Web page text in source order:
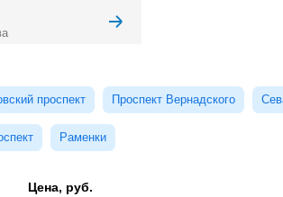
проспект Проспект Вернадского
Раменки
Цена, руб.